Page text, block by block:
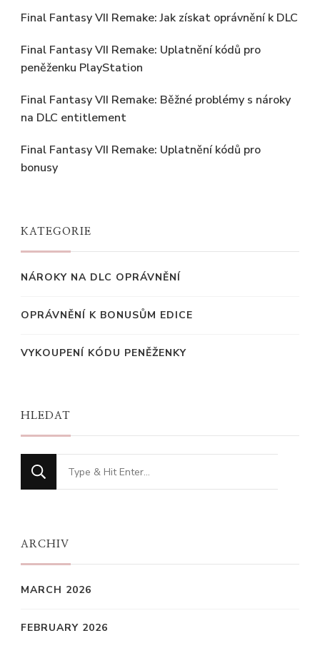
Final Fantasy VII Remake: Jak získat oprávnění k DLC
Final Fantasy VII Remake: Uplatnění kódů pro
peněženku PlayStation
Final Fantasy VII Remake: Běžné problémy s nároky
na DLC entitlement
Final Fantasy VII Remake: Uplatnění kódů pro
bonusy
KATEGORIE
NÁROKY NA DLC OPRÁVNĚNÍ
OPRÁVNĚNÍ K BONUSŮM EDICE
VYKOUPENÍ KÓDU PENĚŽENKY
HLEDAT
Looking
for
ARCHIV
MARCH 2026
FEBRUARY 2026